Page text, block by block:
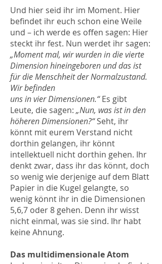
Und hier seid ihr im Moment. Hier
befindet ihr euch schon eine Weile
und – ich werde es offen sagen: Hier
steckt ihr fest. Nun werdet ihr sagen:
„Moment mal, wir wurden in die vierte
Dimension hineingeboren und das ist
für die Menschheit der Normalzustand.
Wir befinden
uns in vier Dimensionen.“Es gibt
Leute, die sagen: „Nun, was ist in den
höheren Dimensionen?“Seht, ihr
könnt mit eurem Verstand nicht
dorthin gelangen, ihr könnt
intellektuell nicht dorthin gehen. Ihr
denkt zwar, dass ihr das könnt, doch
so wenig wie derjenige auf dem Blatt
Papier in die Kugel gelangte, so
wenig könnt ihr in die Dimensionen
5,6,7 oder 8 gehen. Denn ihr wisst
nicht einmal, was sie sind. Ihr habt
keine Ahnung.
Das multidimensionale Atom